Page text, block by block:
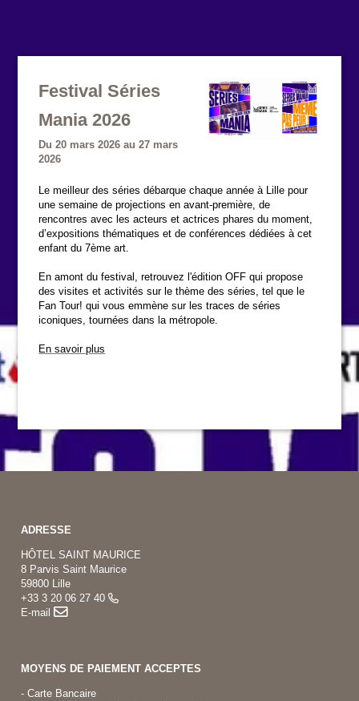
Festival Séries
Mania 2026
Du 20 mars 2026 au 27 mars
2026
Le meilleur des séries débarque chaque année à Lille pour
une semaine de projections en avant-première, de
rencontres avec les acteurs et actrices phares du moment,
d’expositions thématiques et de conférences dédiées à cet
enfant du 7ème art.
En amont du festival, retrouvez l'édition OFF qui propose
des visites et activités sur le thème des séries, tel que le
Fan Tour! qui vous emmène sur les traces de séries
iconiques, tournées dans la métropole.
En savoir plus
ADRESSE
HÔTEL SAINT MAURICE
8 Parvis Saint Maurice
59800 Lille
+33 3 20 06 27 40
E-mail
MOYENS DE PAIEMENT ACCEPTES
- Carte Bancaire